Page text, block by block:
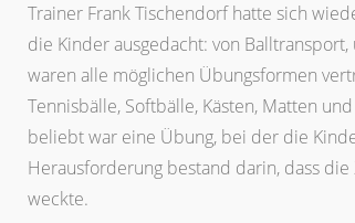
Trainer Frank Tischendorf hatte sich
die Kinder ausgedacht: von
waren alle möglichen Übungsformen
Tennisbälle, Softbälle, Kästen, Matten
beliebt war eine Übung, bei der die
Herausforderung bestand darin, dass
weckte.